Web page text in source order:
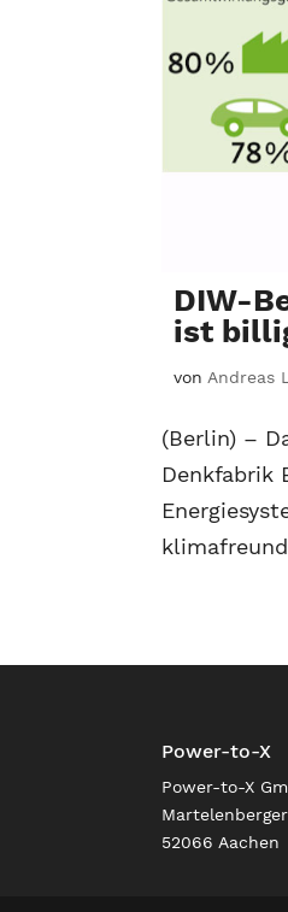
DIW-
ist
von Andreas
(Berlin) –
Denkfabrik
Power-to-X
Power-to-X
52066 Aachen